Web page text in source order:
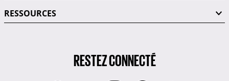
RESSOURCES
RESTEZ CONNECTÉ